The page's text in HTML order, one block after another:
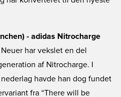
- adidas Nitrocharge
har vekslet en del
af Nitrocharge. I
havde han dog fundet
fra “There will be